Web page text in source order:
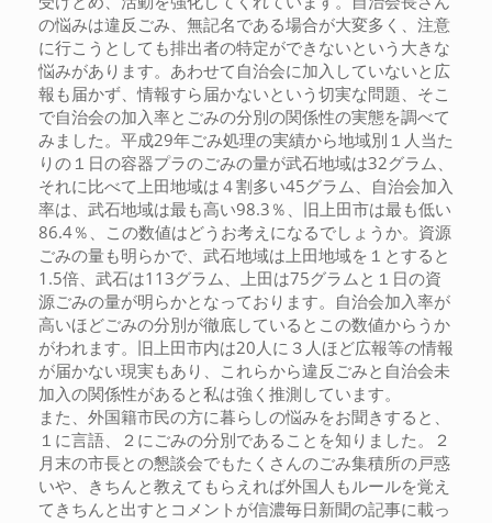
の悩みは違反ごみ、無記名である場合が大変多く、注意
に行こうとしても排出者の特定ができないという大きな
悩みがあります。あわせて自治会に加入していないと広
報も届かず、情報すら届かないという切実な問題、そこ
で自治会の加入率とごみの分別の関係性の実態を調べて
みました。平成29年ごみ処理の実績から地域別１人当た
りの１日の容器プラのごみの量が武石地域は32グラム、
それに比べて上田地域は４割多い45グラム、自治会加入
率は、武石地域は最も高い98.3％、旧上田市は最も低い
86.4％、この数値はどうお考えになるでしょうか。資源
ごみの量も明らかで、武石地域は上田地域を１とすると
1.5倍、武石は113グラム、上田は75グラムと１日の資
源ごみの量が明らかとなっております。自治会加入率が
高いほどごみの分別が徹底しているとこの数値からうか
がわれます。旧上田市内は20人に３人ほど広報等の情報
が届かない現実もあり、これらから違反ごみと自治会未
加入の関係性があると私は強く推測しています。
また、外国籍市民の方に暮らしの悩みをお聞きすると、
１に言語、２にごみの分別であることを知りました。２
月末の市長との懇談会でもたくさんのごみ集積所の戸惑
いや、きちんと教えてもらえれば外国人もルールを覚え
てきちんと出すとコメントが信濃毎日新聞の記事に載っ